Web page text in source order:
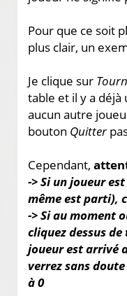
Pour que ce soit
plus clair, un
Je clique sur
table et il y a déjà
aucun autre
bouton Quitter
Cependant,
-> Si un joueur
même est parti),
-> Si au moment
cliquez dessus
joueur est arrivé
verrez sans
à 0